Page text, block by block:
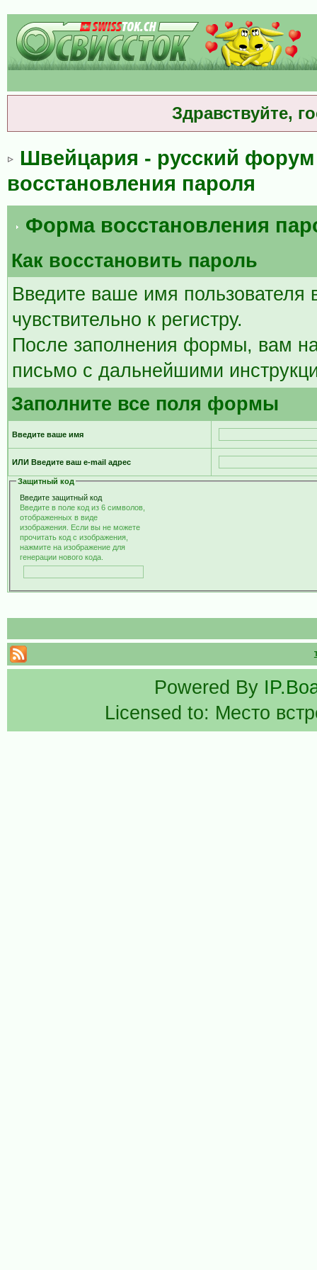
Здравствуйте,
Швейцария - русский
восстановления пароля
Форма восстановления
Как восстановить пароль
Введите ваше имя
чувствительно к регистру.
После заполнения формы, вам на
письмо с дальнейшими
Заполните все поля формы
Введите ваше имя
ИЛИ Введите ваш e-mail адрес
Защитный код
Введите защитный код
Введите в поле код из 6 символов,
отображенных в виде
изображения. Если вы не можете
прочитать код с изображения,
нажмите на изображение для
генерации нового кода.
Powered By
Licensed to: Место